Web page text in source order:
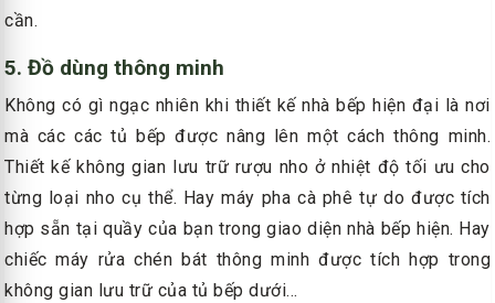
cần.
5. Đồ dùng thông minh
Không có gì ngạc nhiên khi thiết kế nhà bếp hiện đại là nơi
mà các các tủ bếp được nâng lên một cách thông minh.
Thiết kế không gian lưu trữ rượu nho ở nhiệt độ tối ưu cho
từng loại nho cụ thể. Hay máy pha cà phê tự do được tích
hợp sẵn tại quầy của bạn trong giao diện nhà bếp hiện. Hay
chiếc máy rửa chén bát thông minh được tích hợp trong
không gian lưu trữ của tủ bếp dưới...